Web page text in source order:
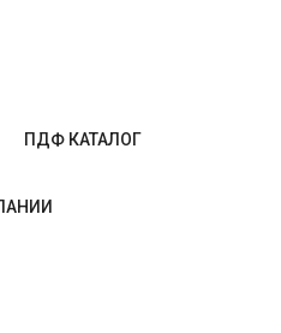
ПДФ КАТАЛОГ